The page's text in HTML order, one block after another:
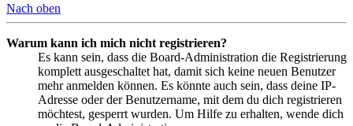
Nach oben
Warum kann ich mich nicht registrieren?
Es kann sein, dass die Board-Administration die Registrierung
komplett ausgeschaltet hat, damit sich keine neuen Benutzer
mehr anmelden können. Es könnte auch sein, dass deine IP-
Adresse oder der Benutzername, mit dem du dich registrieren
möchtest, gesperrt wurden. Um Hilfe zu erhalten, wende dich